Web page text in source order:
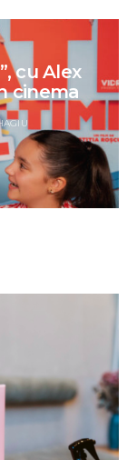
cu Alex
cinema